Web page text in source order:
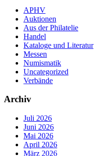
APHV
Auktionen
Aus der Philatelie
Handel
Kataloge und Literatur
Messen
Numismatik
Uncategorized
Verbände
Archiv
Juli 2026
Juni 2026
Mai 2026
April 2026
März 2026